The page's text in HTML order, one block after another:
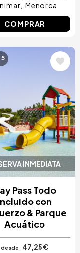
Menorca
COMPRAR
INMEDIATA
5
Pass Todo
con
& Parque
Acuático
desde
47,25 €